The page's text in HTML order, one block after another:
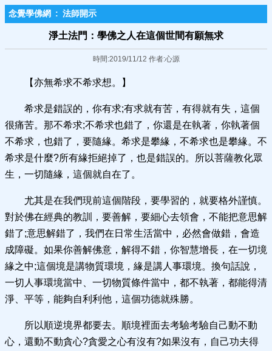
念覺學佛網 : 法師開示
淨土法門：學佛之人在這個世間有願無求
時間:2019/11/12 作者:心源
【亦無希求不希求想。】
希求是錯誤的，你有求;有求就有苦，有得就有失，這個
很痛苦。那不希求;不希求也錯了，你還是在執著，你執著個
不希求，也錯了，要隨緣。希求是攀緣，不希求也是攀緣。不
希求是什麼?所有緣拒絕掉了，也是錯誤的。所以菩薩教化眾
生，一切隨緣，這個就自在了。
尤其是在我們現前這個階段，要學習的，就要格外謹慎。
對於佛在經典的教訓，要善解，要細心去領會，不能把意思解
錯了;意思解錯了，我們在日常生活當中，必然會做錯，會造
成障礙。如果你善解佛意，解得不錯，你智慧增長，在一切境
緣之中;這個境是講物質環境，緣是講人事環境。換句話說，
一切人事環境當中、一切物質條件當中，都不執著，都能得清
淨、平等，能夠自利利他，這個功德就殊勝。
所以順逆境界都要去。順境裡面去考驗考驗自己動不動
心，還動不動貪心?貪愛之心有沒有?如果沒有，自己功夫得